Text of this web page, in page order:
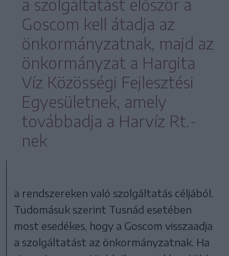
a szolgáltatást először a
Goscom kell átadja az
önkormányzatnak, majd az
önkormányzat a Hargita
Víz Közösségi Fejlesztési
Egyesületnek, amely
továbbadja a Harvíz Rt.-
nek
a rendszereken való szolgáltatás céljából.
Tudomásuk szerint Tusnád esetében
most esedékes, hogy a Goscom visszaadja
a szolgáltatást az önkormányzatnak. Ha